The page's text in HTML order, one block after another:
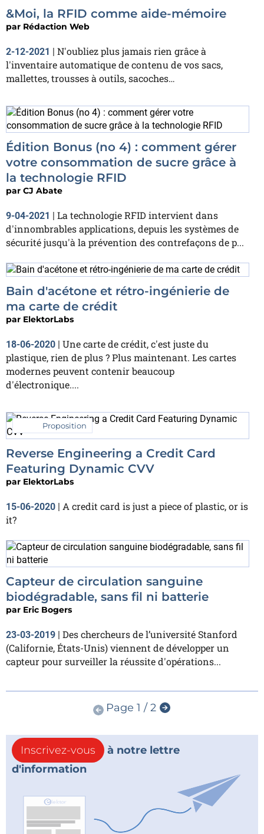
&Moi, la RFID comme aide-mémoire
par Rédaction Web
2-12-2021 | N'oubliez plus jamais rien grâce à
l'inventaire automatique de contenu de vos sacs,
mallettes, trousses à outils, sacoches…
Édition Bonus (no 4) : comment gérer
votre consommation de sucre grâce à
la technologie RFID
par CJ Abate
9-04-2021 | La technologie RFID intervient dans
d'innombrables applications, depuis les systèmes de
sécurité jusqu'à la prévention des contrefaçons de p...
Bain d'acétone et rétro-ingénierie de
ma carte de crédit
par ElektorLabs
18-06-2020
Une carte de crédit, c'est juste du
plastique, rien de plus ? Plus maintenant. Les cartes
modernes peuvent contenir beaucoup
d'électronique....
Proposition
Reverse Engineering a Credit Card
Featuring Dynamic CVV
par ElektorLabs
15-06-2020
A credit card is just a piece of plastic, or is
it?
Capteur de circulation sanguine
biodégradable, sans fil ni batterie
par Eric Bogers
23-03-2019
Des chercheurs de l’université Stanford
(Californie, États-Unis) viennent de développer un
capteur pour surveiller la réussite d'opérations...
Page 1 / 2
Inscrivez-vous
à notre lettre
d'information